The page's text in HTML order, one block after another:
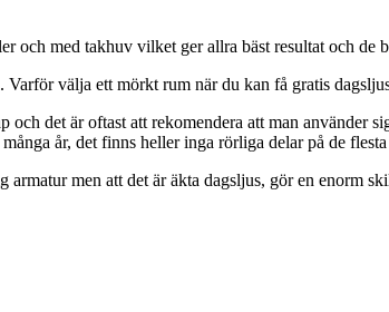
och med takhuv vilket ger allra bäst resultat och de
välja ett mörkt rum när du kan få gratis
det är oftast att rekomendera att man
år, det finns heller inga rörliga delar på de
men att det är äkta dagsljus, gör en enorm